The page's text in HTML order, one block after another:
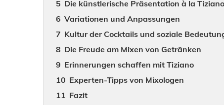
Die künstlerische Präsentation à la Tiziano
Variationen und Anpassungen
Kultur der Cocktails und soziale
Die Freude am Mixen von Getränken
Erinnerungen schaffen mit Tiziano
Experten-Tipps von Mixologen
Fazit